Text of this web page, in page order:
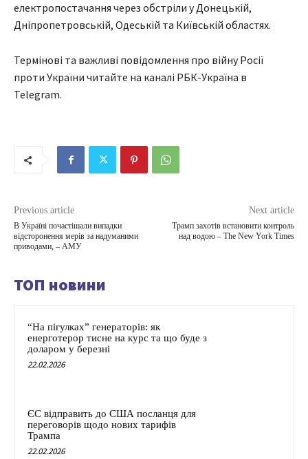
електропостачання через обстріли у Донецькій,
Дніпропетровській, Одеській та Київській областях.
Термінові та важливі повідомлення про війну Росії
проти України читайте на каналі РБК-Україна в
Telegram.
Previous article
В Україні почастішали випадки
відсторонення мерів за надуманими
приводами, – АМУ
Next article
Трамп захотів встановити контроль
над водою – The New York Times
ТОП новини
“На пігулках” генераторів: як
енерготерор тисне на курс та що буде з
доларом у березні
22.02.2026
ЄС відправить до США посланця для
переговорів щодо нових тарифів
Трампа
22.02.2026